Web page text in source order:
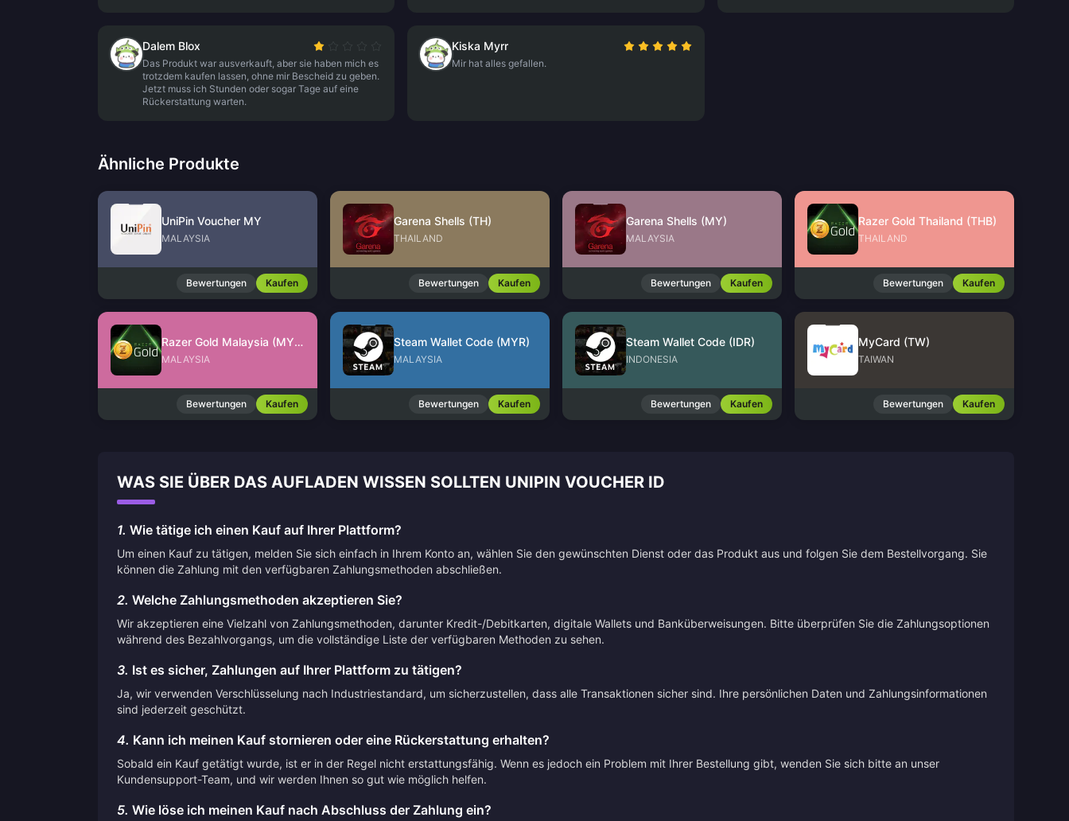
Dalem Blox
Das Produkt war ausverkauft, aber sie haben mich es
trotzdem kaufen lassen, ohne mir Bescheid zu geben.
Jetzt muss ich Stunden oder sogar Tage auf eine
Rückerstattung warten.
Kiska Myrr
Mir hat alles gefallen.
Ähnliche Produkte
UniPin Voucher MY
MALAYSIA
Bewertungen Kaufen
Garena Shells (TH)
THAILAND
Bewertungen Kaufen
Garena Shells (MY)
MALAYSIA
Bewertungen Kaufen
Razer Gold Thailand (THB)
THAILAND
Bewertungen Kaufen
Razer Gold Malaysia (MYR)
MALAYSIA
Bewertungen Kaufen
Steam Wallet Code (MYR)
MALAYSIA
Bewertungen Kaufen
Steam Wallet Code (IDR)
INDONESIA
Bewertungen Kaufen
MyCard (TW)
TAIWAN
Bewertungen Kaufen
WAS SIE ÜBER DAS AUFLADEN WISSEN SOLLTEN UNIPIN VOUCHER ID
1. Wie tätige ich einen Kauf auf Ihrer Plattform?
Um einen Kauf zu tätigen, melden Sie sich einfach in Ihrem Konto an, wählen Sie den gewünschten Dienst oder das Produkt aus und folgen Sie dem Bestellvorgang. Sie
können die Zahlung mit den verfügbaren Zahlungsmethoden abschließen.
2. Welche Zahlungsmethoden akzeptieren Sie?
Wir akzeptieren eine Vielzahl von Zahlungsmethoden, darunter Kredit-/Debitkarten, digitale Wallets und Banküberweisungen. Bitte überprüfen Sie die Zahlungsoptionen
während des Bezahlvorgangs, um die vollständige Liste der verfügbaren Methoden zu sehen.
3. Ist es sicher, Zahlungen auf Ihrer Plattform zu tätigen?
Ja, wir verwenden Verschlüsselung nach Industriestandard, um sicherzustellen, dass alle Transaktionen sicher sind. Ihre persönlichen Daten und Zahlungsinformationen
sind jederzeit geschützt.
4. Kann ich meinen Kauf stornieren oder eine Rückerstattung erhalten?
Sobald ein Kauf getätigt wurde, ist er in der Regel nicht erstattungsfähig. Wenn es jedoch ein Problem mit Ihrer Bestellung gibt, wenden Sie sich bitte an unser
Kundensupport-Team, und wir werden Ihnen so gut wie möglich helfen.
5. Wie löse ich meinen Kauf nach Abschluss der Zahlung ein?